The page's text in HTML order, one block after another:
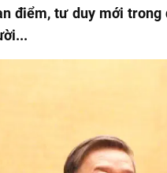
điểm, tư duy mới